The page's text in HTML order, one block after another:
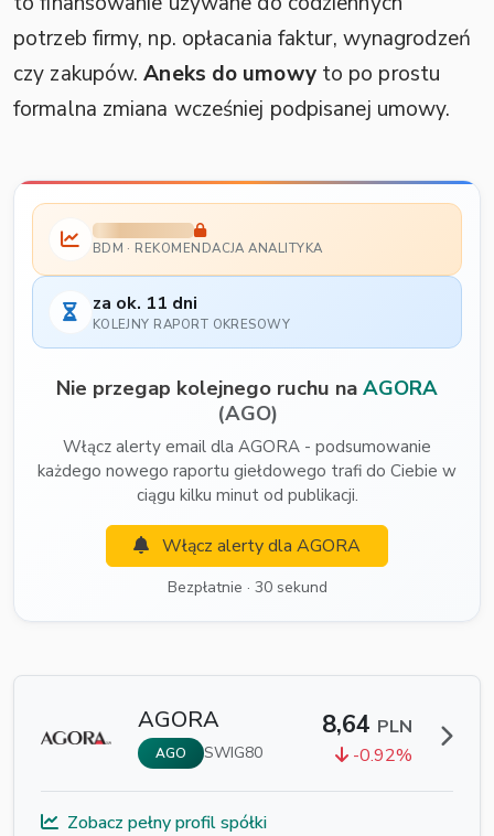
potrzeb firmy, np. opłacania faktur, wynagrodzeń
czy zakupów.Aneks do umowyto po prostu
formalna zmiana wcześniej podpisanej umowy.
BDM · REKOMENDACJA ANALITYKA
za ok. 11 dni
KOLEJNY RAPORT OKRESOWY
Nie przegap kolejnego ruchu na AGORA
(AGO)
Włącz alerty email dla AGORA - podsumowanie
każdego nowego raportu giełdowego trafi do Ciebie w
ciągu kilku minut od publikacji.
Włącz alerty dla AGORA
Bezpłatnie · 30 sekund
AGORA
AGO SWIG80
8,64 PLN
-0.92%
Zobacz pełny profil spółki